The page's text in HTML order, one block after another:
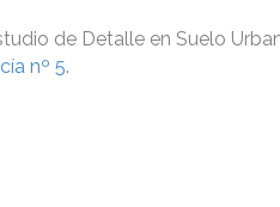
de Detalle en Suelo
nº 5.